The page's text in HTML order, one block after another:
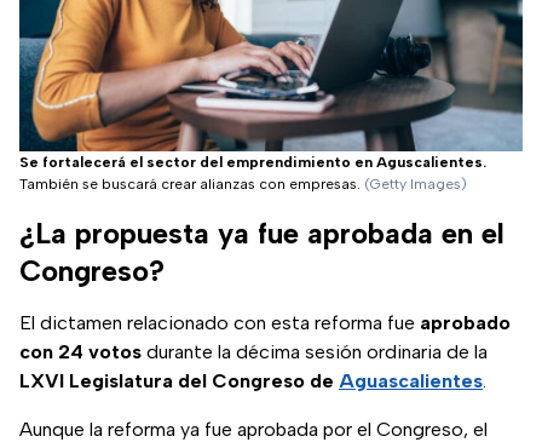
Se fortalecerá el sector del emprendimiento en Aguscalientes.
También se buscará crear alianzas con empresas. (Getty Images)
¿La propuesta ya fue aprobada en el
Congreso?
El dictamen relacionado con esta reforma fue aprobado
con 24 votos durante la décima sesión ordinaria de la
LXVI Legislatura del Congreso de Aguascalientes
Aunque la reforma ya fue aprobada por el Congreso, el